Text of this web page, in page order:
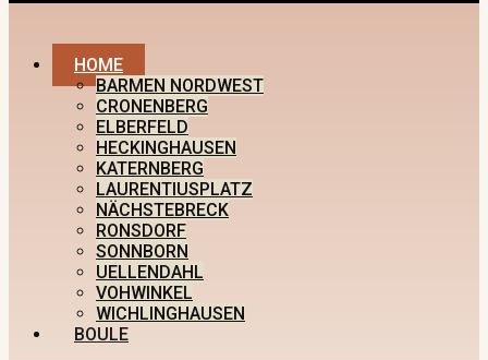
HOME
BARMEN NORDWEST
CRONENBERG
ELBERFELD
HECKINGHAUSEN
KATERNBERG
LAURENTIUSPLATZ
NÄCHSTEBRECK
RONSDORF
SONNBORN
UELLENDAHL
VOHWINKEL
WICHLINGHAUSEN
BOULE